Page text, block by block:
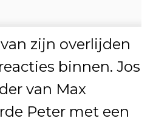
zijn overlijden
binnen. Jos
van Max
Peter met een